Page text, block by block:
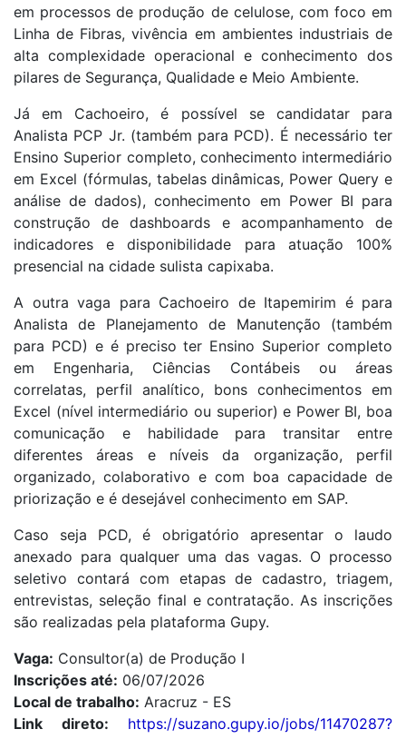
em processos de produção de celulose, com foco em
Linha de Fibras, vivência em ambientes industriais de
alta complexidade operacional e conhecimento dos
pilares de Segurança, Qualidade e Meio Ambiente.
Já em Cachoeiro, é possível se candidatar para
Analista PCP Jr. (também para PCD). É necessário ter
Ensino Superior completo, conhecimento intermediário
em Excel (fórmulas, tabelas dinâmicas, Power Query e
análise de dados), conhecimento em Power BI para
construção de dashboards e acompanhamento de
indicadores e disponibilidade para atuação 100%
presencial na cidade sulista capixaba.
A outra vaga para Cachoeiro de Itapemirim é para
Analista de Planejamento de Manutenção (também
para PCD) e é preciso ter Ensino Superior completo
em Engenharia, Ciências Contábeis ou áreas
correlatas, perfil analítico, bons conhecimentos em
Excel (nível intermediário ou superior) e Power BI, boa
comunicação e habilidade para transitar entre
diferentes áreas e níveis da organização, perfil
organizado, colaborativo e com boa capacidade de
priorização e é desejável conhecimento em SAP.
Caso seja PCD, é obrigatório apresentar o laudo
anexado para qualquer uma das vagas. O processo
seletivo contará com etapas de cadastro, triagem,
entrevistas, seleção final e contratação. As inscrições
são realizadas pela plataforma Gupy.
Vaga: Consultor(a) de Produção I
Inscrições até: 06/07/2026
Local de trabalho: Aracruz - ES
Link direto:
https://suzano.gupy.io/jobs/11470287?